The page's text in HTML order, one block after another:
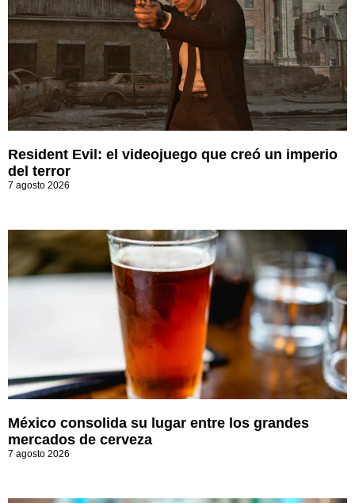
Resident Evil: el videojuego que creó un imperio
del terror
7 agosto 2026
México consolida su lugar entre los grandes
mercados de cerveza
7 agosto 2026